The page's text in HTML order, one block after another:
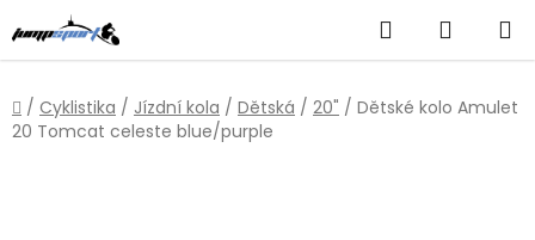
na
obsah
Hledat
KOŠÍK
Domů
/ Cyklistika / Jízdní kola / Dětská / 20" / Dětské kolo Amulet
20 Tomcat celeste blue/purple